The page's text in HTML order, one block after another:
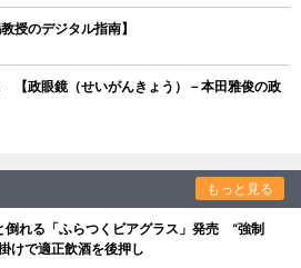
授のデジタル指南】
【政眼鏡（せいがんきょう）－本田雅俊の政
もっと見る
倒れる「ふらつくビアグラス」発売 “強制
けで適正飲酒を後押し